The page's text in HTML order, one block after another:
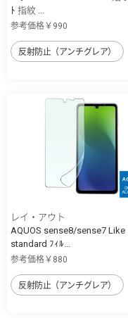
ﾄ 指紋 ...
参考価格￥990
反射防止（アンチグレア）
レイ・アウト
AQUOS sense8/sense7 Like
standard ﾌｨﾙ...
参考価格￥880
反射防止（アンチグレア）